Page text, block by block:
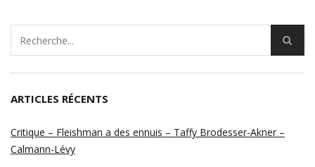
ARTICLES RÉCENTS
Critique – Fleishman a des ennuis – Taffy Brodesser-Akner –
Calmann-Lévy